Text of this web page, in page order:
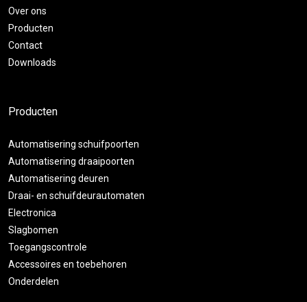
Over ons
Producten
Contact
Downloads
Producten
Automatisering schuifpoorten
Automatisering draaipoorten
Automatisering deuren
Draai- en schuifdeurautomaten
Electronica
Slagbomen
Toegangscontrole
Accessoires en toebehoren
Onderdelen